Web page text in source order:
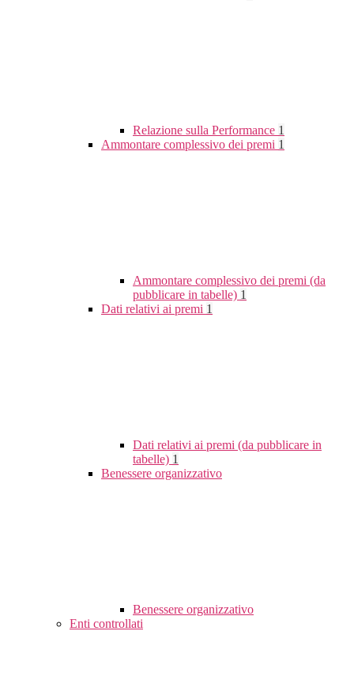
Relazione sulla Performance 1
Ammontare complessivo dei premi 1
Ammontare complessivo dei premi (da
pubblicare in tabelle) 1
Dati relativi ai premi 1
Dati relativi ai premi (da pubblicare in
tabelle) 1
Benessere organizzativo
Benessere organizzativo
Enti controllati